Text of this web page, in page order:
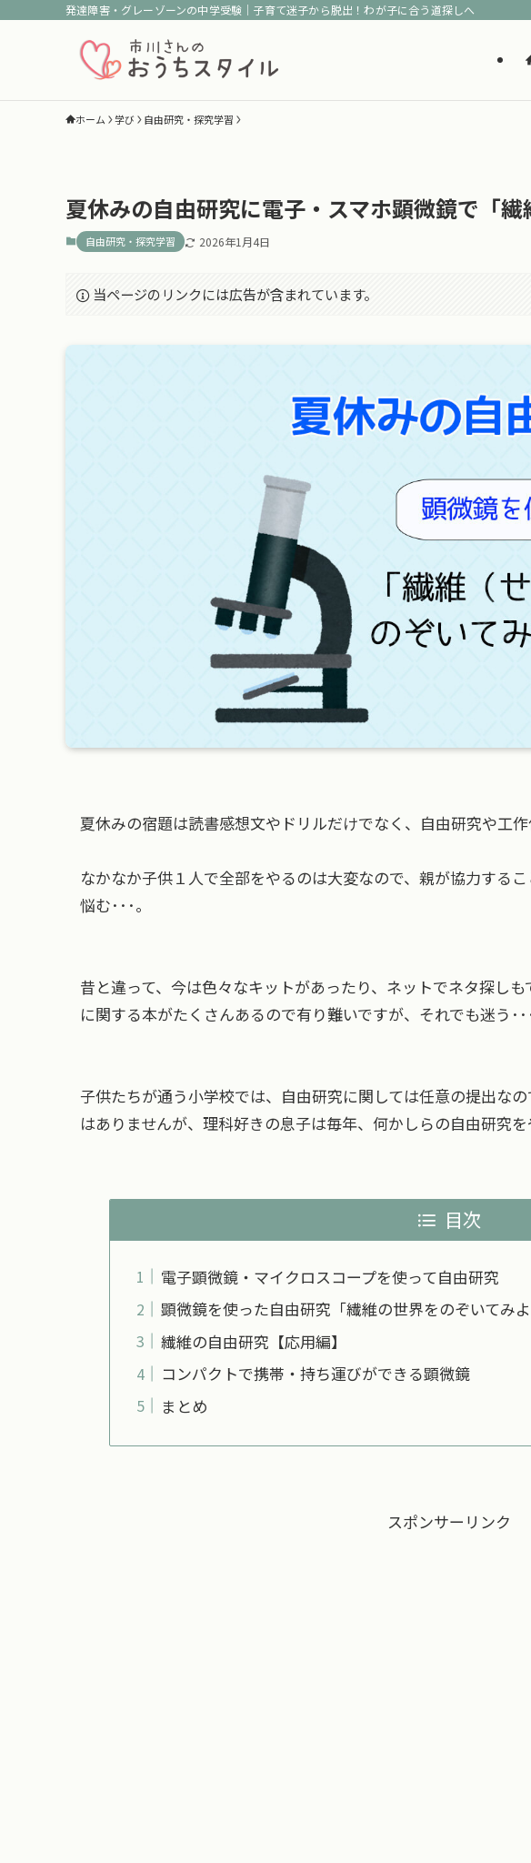
発達障害・グレーゾーンの中学受験｜子育て迷子から脱出！わが子に合う道探しへ
ホーム 学び 自由研究・探究学習
夏休みの自由研究に電子・スマホ顕微鏡で「
自由研究・探究学習 2026年1月4日
当ページのリンクには広告が含まれています。
夏休みの宿題は読書感想文やドリルだけでなく、自由研究や工作
なかなか子供１人で全部をやるのは大変なので、親が協力する
悩む･･･。
昔と違って、今は色々なキットがあったり、ネットでネタ探し
に関する本がたくさんあるので有り難いですが、それでも迷う･･･
子供たちが通う小学校では、自由研究に関しては任意の提出な
はありませんが、理科好きの息子は毎年、何かしらの自由研究を
目次
電子顕微鏡・マイクロスコープを使って自由研究
顕微鏡を使った自由研究「繊維の世界をのぞいてみよ
繊維の自由研究【応用編】
コンパクトで携帯・持ち運びができる顕微鏡
まとめ
スポンサーリンク